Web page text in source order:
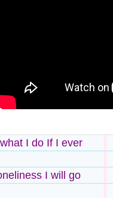
I do If I ever
I will go